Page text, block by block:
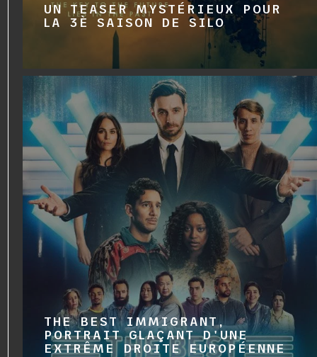
UN TEASER MYSTÉRIEUX POUR
LA 3È SAISON DE SILO
THE BEST IMMIGRANT,
PORTRAIT GLAÇANT D'UNE
EXTRÊME DROITE EUROPÉENNE